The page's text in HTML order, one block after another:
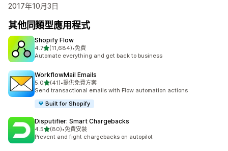
2017年10月3日
其他同類型應用程式
Shopify Flow
4.7滿分 5 顆星
(11,684)
共有 11684 則評價
•免費
Automate everything and get back to business
WorkflowMail Emails
5.0滿分 5 顆星
(41)
共有 41 則評價
•提供免費方案
Send transactional emails with Flow automation actions
Built for Shopify
Disputifier: Smart Chargebacks
4.5滿分 5 顆星
(80)
共有 80 則評價
•免費安裝
Prevent and fight chargebacks on autopilot